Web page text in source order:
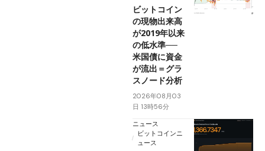
ビットコイン
の現物出来高
が2019年以来
の低水準──
米国債に資金
が流出＝グラ
スノード分析
2026年08月03
日 13時56分
ニュース
ビットコインニ
ュース